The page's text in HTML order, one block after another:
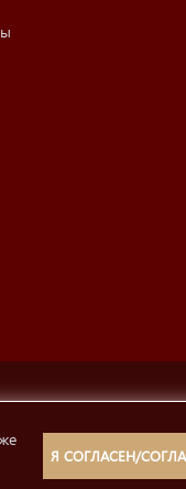
6а). Свидетельство о
Я СОГЛАСЕН/